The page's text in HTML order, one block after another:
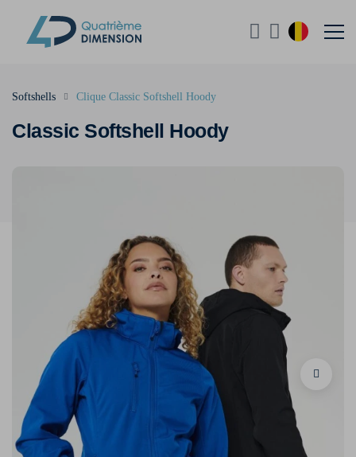
Classic Softshell Hoody
Softshells Clique Classic Softshell Hoody